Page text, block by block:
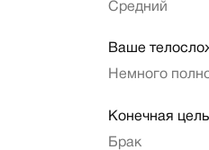
Средний
Ваше
Немного
Конечная
Брак